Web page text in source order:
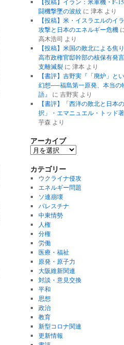
闘機撃墜の波紋に 津本より
【投稿】米・イスラエルのイ
攻撃と日本のエネルギー危機
高木浩司 より
【投稿】米国の敗北による焦
高市政権官邸幹部の核保有発
支離滅裂に 津本より
【書評】吉野実『「廃炉」と
幻想──福島第一原発、本当の
語』
に 吉野実より
【書評】「西洋の敗北と日本
択」・エマニュエル・トッド著
芋森 より
アーカイブ
ア
カ
イ
ブ
カテゴリー
ウクライナ侵攻
エネルギー問題
ソ連崩壊
パレスチナ
中東情勢
人権
分権
労働
医療・福祉
原発・原子力
大阪維新関連
対談・意見交換
平和
思想
政治
教育
新型コロナ関連
更新情報